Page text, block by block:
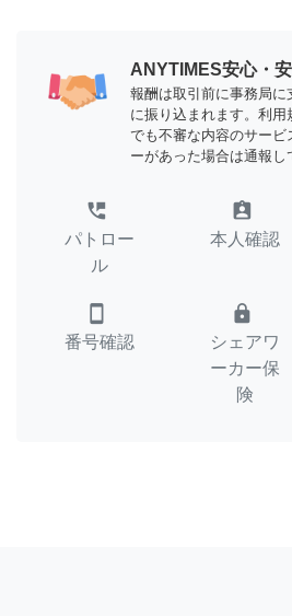
ANYTIMES安心・
報酬は取引前に事務局
に振り込まれます。利
でも不審な内容のサー
ーがあった場合は通報し
perm_phone_msg
パトロー
ル
assignment_ind
本人確認
smartphone
番号確認
lock
シェアワ
ーカー保
険